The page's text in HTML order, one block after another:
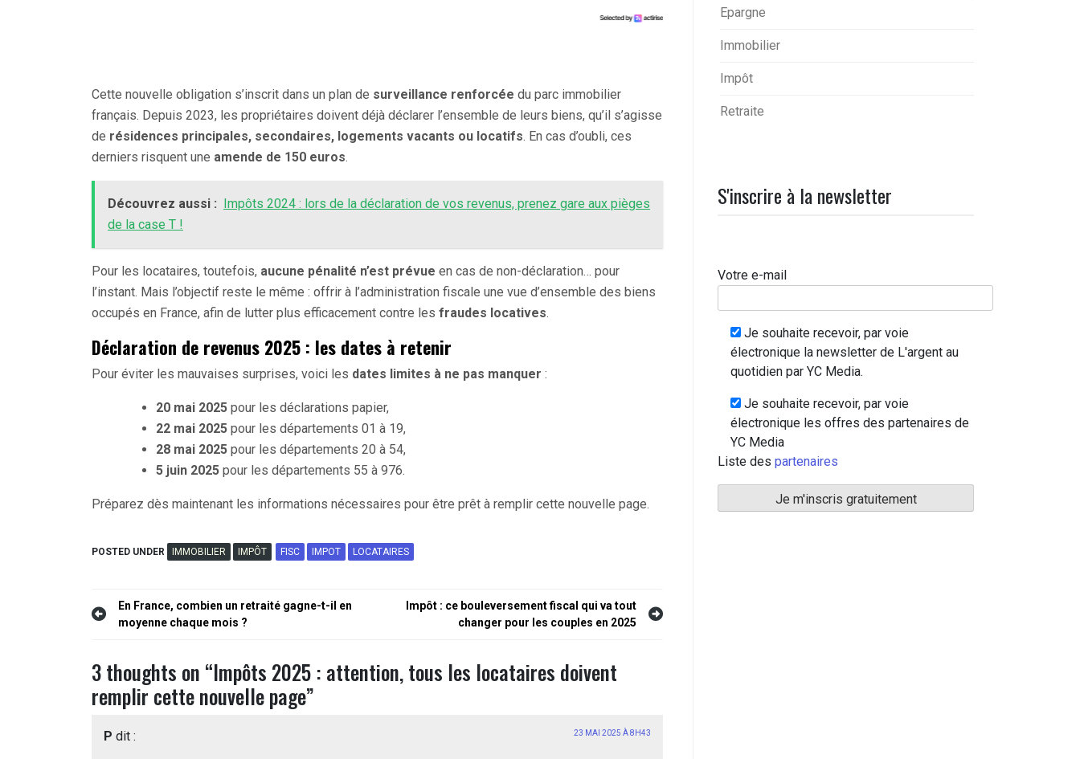
Cette nouvelle obligation s’inscrit dans un plan de surveillance renforcée du parc immobilier
français. Depuis 2023, les propriétaires doivent déjà déclarer l’ensemble de leurs biens, qu’il s’agisse
de résidences principales, secondaires, logements vacants ou locatifs. En cas d’oubli, ces
derniers risquent une amende de 150 euros.
Découvrez aussi : Impôts 2024 : lors de la déclaration de vos revenus, prenez gare aux pièges
de la case T !
Pour les locataires, toutefois, aucune pénalité n’est prévue en cas de non-déclaration… pour
l’instant. Mais l’objectif reste le même : offrir à l’administration fiscale une vue d’ensemble des biens
occupés en France, afin de lutter plus efficacement contre les fraudes locatives.
Déclaration de revenus 2025 : les dates à retenir
Pour éviter les mauvaises surprises, voici les dates limites à ne pas manquer :
20 mai 2025 pour les déclarations papier,
22 mai 2025 pour les départements 01 à 19,
28 mai 2025 pour les départements 20 à 54,
5 juin 2025 pour les départements 55 à 976.
Préparez dès maintenant les informations nécessaires pour être prêt à remplir cette nouvelle page.
POSTED UNDER IMMOBILIER IMPÔT FISC IMPOT LOCATAIRES
Navigation
l’article
En France, combien un retraité gagne-t-il en
moyenne chaque mois ?
Impôt : ce bouleversement fiscal qui va tout
changer pour les couples en 2025
3 thoughts on “Impôts 2025 : attention, tous les locataires doivent
remplir cette nouvelle page”
P dit : 23 MAI 2025 À 8H43
Epargne
Immobilier
Impôt
Retraite
S'inscrire à la newsletter
Votre e-mail
Je souhaite recevoir, par voie
électronique la newsletter de L'argent au
quotidien par YC Media.
Je souhaite recevoir, par voie
électronique les offres des partenaires de
YC Media
Liste des partenaires